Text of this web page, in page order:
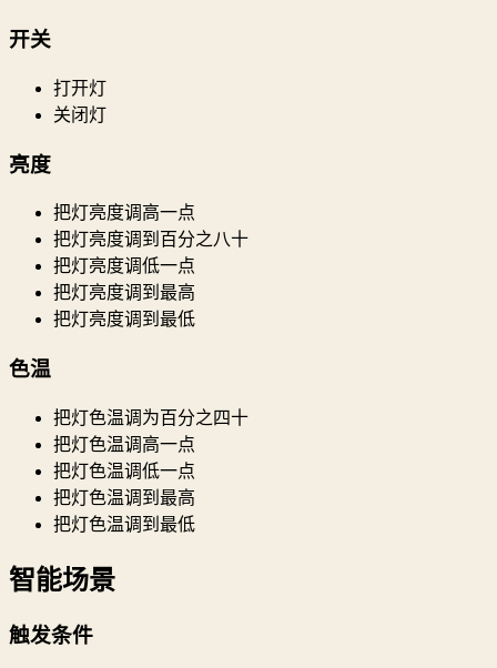
开关
打开灯
关闭灯
亮度
把灯亮度调高一点
把灯亮度调到百分之八十
把灯亮度调低一点
把灯亮度调到最高
把灯亮度调到最低
色温
把灯色温调为百分之四十
把灯色温调高一点
把灯色温调低一点
把灯色温调到最高
把灯色温调到最低
智能场景
触发条件